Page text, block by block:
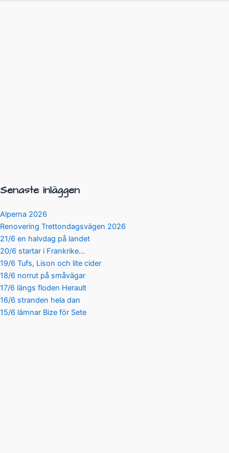
Senaste inläggen
Alperna 2026
Renovering Trettondagsvägen 2026
21/6 en halvdag på landet
20/6 startar i Frankrike…
19/6 Tufs, Lison och lite cider
18/6 norrut på småvägar
17/6 längs floden Herault
16/6 stranden hela dan
15/6 lämnar Bize för Sete